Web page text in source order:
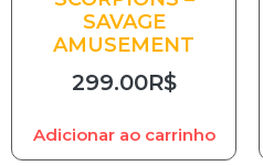
SAVAGE
AMUSEMENT
299.00R$
Adicionar ao carrinho